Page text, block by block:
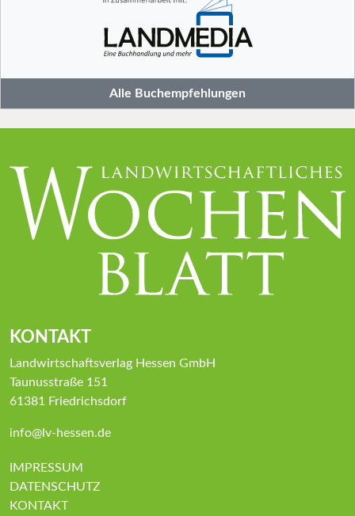
Alle Buchempfehlungen
KONTAKT
Landwirtschaftsverlag Hessen GmbH
Taunusstraße 151
61381 Friedrichsdorf
info@lv-hessen.de
IMPRESSUM
DATENSCHUTZ
KONTAKT